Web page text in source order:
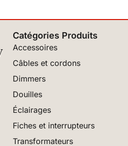
Catégories Produits
Accessoires
Câbles et cordons
Dimmers
Douilles
Éclairages
Fiches et interrupteurs
Transformateurs